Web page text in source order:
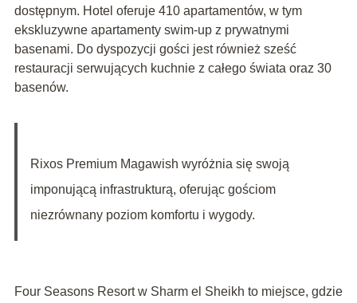
dostępnym. Hotel oferuje 410 apartamentów, w tym
ekskluzywne apartamenty swim-up z prywatnymi
basenami. Do dyspozycji gości jest również sześć
restauracji serwujących kuchnie z całego świata oraz 30
basenów.
Rixos Premium Magawish wyróżnia się swoją
imponującą infrastrukturą, oferując gościom
niezrównany poziom komfortu i wygody.
Four Seasons Resort w Sharm el Sheikh to miejsce, gdzie